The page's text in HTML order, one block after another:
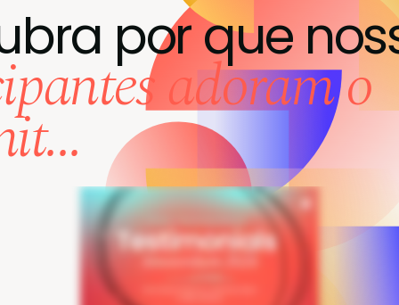
por que
adoram o